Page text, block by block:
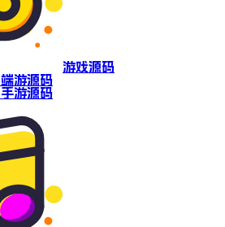
游戏源码
端游源码
手游源码